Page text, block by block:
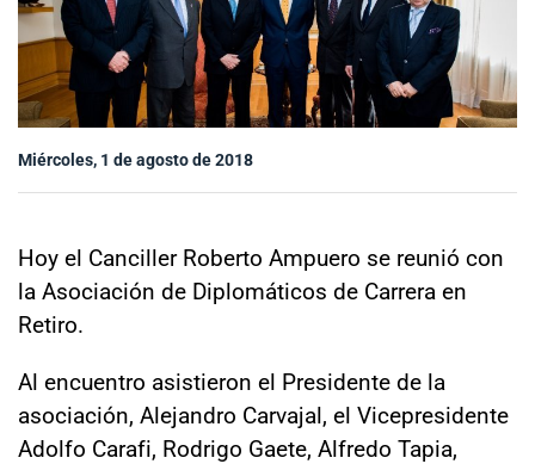
Internacionales
Sala de prensa
modo claro
Miércoles, 1 de agosto de 2018
Hoy el Canciller Roberto Ampuero se reunió con
la Asociación de Diplomáticos de Carrera en
Retiro.
Al encuentro asistieron el Presidente de la
asociación, Alejandro Carvajal, el Vicepresidente
Adolfo Carafi, Rodrigo Gaete, Alfredo Tapia,